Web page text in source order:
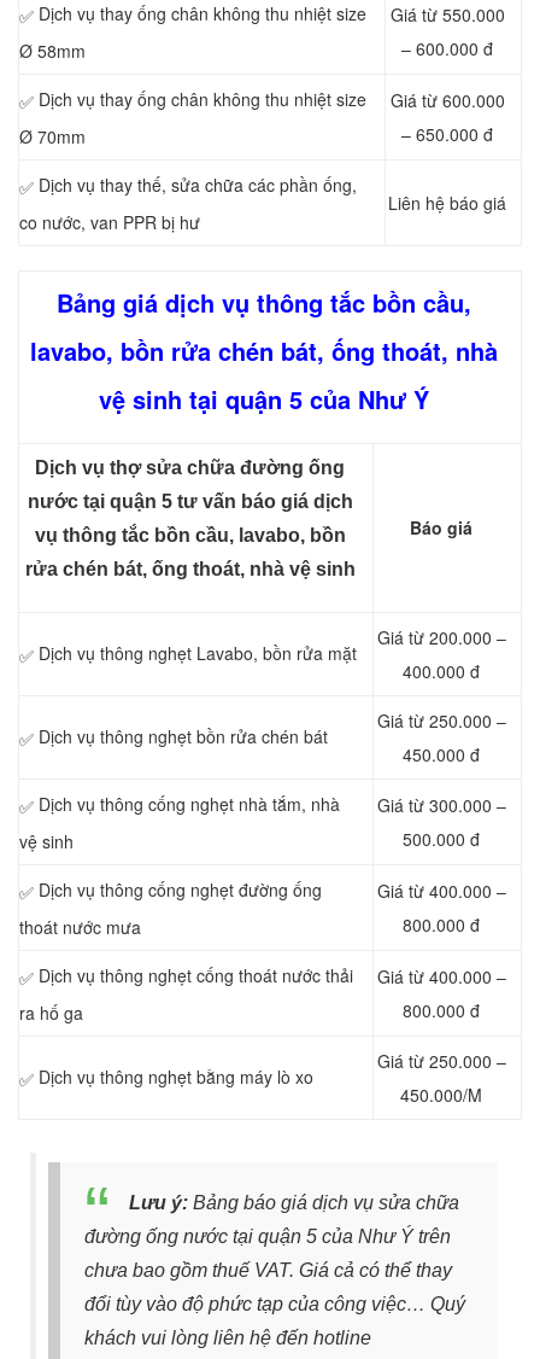
✅ Dịch vụ thay ống chân không thu nhiệt size
Ø 58mm
Giá từ 550.000
– 600.000 đ
✅ Dịch vụ thay ống chân không thu nhiệt size
Ø 70mm
Giá từ 600.000
– 650.000 đ
✅ Dịch vụ thay thế, sửa chữa các phần ống,
co nước, van PPR bị hư
Liên hệ báo giá
Bảng giá dịch vụ thông tắc bồn cầu,
lavabo, bồn rửa chén bát, ống thoát, nhà
vệ sinh tại quận 5 của Như Ý
Dịch vụ thợ sửa chữa đường ống
nước tại quận 5 tư vấn báo giá dịch
vụ thông tắc bồn cầu, lavabo, bồn
rửa chén bát, ống thoát, nhà vệ sinh
Báo giá
✅ Dịch vụ thông nghẹt Lavabo, bồn rửa mặt
Giá từ 200.000 –
400.000 đ
✅ Dịch vụ thông nghẹt bồn rửa chén bát
Giá từ 250.000 –
450.000 đ
✅ Dịch vụ thông cống nghẹt nhà tắm, nhà
vệ sinh
Giá từ 300.000 –
500.000 đ
✅ Dịch vụ thông cống nghẹt đường ống
thoát nước mưa
Giá từ 400.000 –
800.000 đ
✅ Dịch vụ thông nghẹt cống thoát nước thải
ra hố ga
Giá từ 400.000 –
800.000 đ
✅ Dịch vụ thông nghẹt bằng máy lò xo
Giá từ 250.000 –
450.000/M
Lưu ý: Bảng báo giá dịch vụ sửa chữa
đường ống nước tại quận 5 của Như Ý trên
chưa bao gồm thuế VAT. Giá cả có thể thay
đổi tùy vào độ phức tạp của công việc… Quý
khách vui lòng liên hệ đến hotline